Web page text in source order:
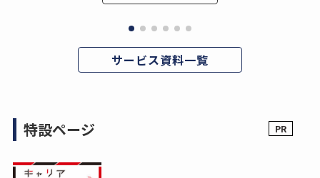
サービス資料一覧
特設ページ